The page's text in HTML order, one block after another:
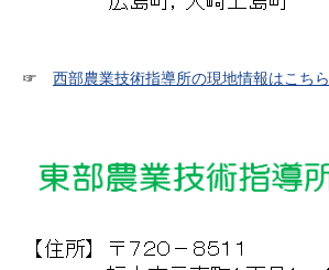
☞ 西部農業技術指導所の現地情報はこちら